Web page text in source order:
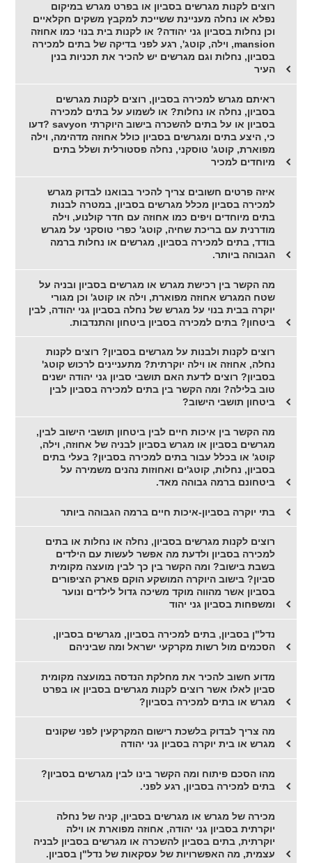
רוצים לקנות מגרשים בסביון או בפרט מגרש במיקום
נפלא או נחלה מעניינת ששייכת למקבץ משקים חקלאיים
וכן נחלות בסביון גני יהודה? או לקנות בית בנוי כמו אחוזה
mansion, וילה, קוטג', רגע לפני בדיקה של בתים למכירה
בסביון, נחלות וגם מגרשים יש להכיר את תכניות בנין
העיר
ראיתם מגרש למכירה בסביון, רוצים לקנות מגרשים
בסביון, נחלה או נחלות? או לשמוע על בתים למכירה
בסביון או על בתים להשכרה בישוב היוקרתי savyon ?דעו
כי, היצע בתים ומגרשים בסביון כולל אחוזה מדהימה, וילה
מפוארת, קוטג' טוסקני, נחלה פסטורלית ושלל בתים
מיוחדים למכיר
איזה פרטים חשובים צריך להכיר בבואנו לבדוק מגרש
למכירה בסביון מכלל מגרשים בסביון, במטרה לבנות
בתים מיוחדים ויפים כמו אחוזה עם חדר קולנוע, וילה
מודרנית עם בריכת שחיה, קוטג' כפרי טוסקני על מגרש
בודד, בתים למכירה בסביון, מגרשים או נחלות ברמה
הגבוהה ביותר.
מה הקשר בין רכישת מגרש או מגרשים בסביון ובניה על
שטח המגרש אחוזה מפוארת, וילה או קוטג' וכן מגורי
יוקרה בבית בנוי על מגרש של נחלה בסביון גני יהודה, לבין
ביטחון? בתים למכירה בסביון ביטחון והתנדבות.
רוצים לקנות ולבנות על מגרשים בסביון? רוצים לקנות
נחלה, אחוזה או וילה יוקרתית? מתעניינים לרכוש קוטג'
בסביון? רוצים לדעת האם תושבי סביון גני יהודה ישנים
טוב בלילה? ומה הקשר בין בתים למכירה בסביון לבין
ביטחון תושבי הישוב?
מה הקשר בין איכות חיים לבין ביטחון תושבי הישוב לבין,
מגרשים בסביון או מגרש בסביון לבניה של אחוזה, וילה,
קוטג' או בכלל עבור בתים למכירה בסביון? בעלי בתים
בסביון, נחלות, קוטג'ים ואחוזות נהנים משמירה על
ביטחונם ברמה גבוהה מאד.
בתי יוקרה בסביון-איכות חיים ברמה הגבוהה ביותר
רוצים לקנות מגרשים בסביון, נחלה או נחלות או בתים
למכירה בסביון ולדעת מה אפשר לעשות עם הילדים
בשבת בישוב? ומה הקשר בין כך לבין מועצה מקומית
סביון? בישוב היוקרה המושקע הוקם פארק הציפורים
בסביון אשר מהווה מוקד משיכה גדול לילדים ונוער
ומשפחות בסביון גני יהוד
נדל"ן בסביון, בתים למכירה בסביון, מגרשים בסביון,
הסכמים מול רשות מקרקעי ישראל ומה שביניהם
מדוע חשוב להכיר את מחלקת הנדסה במועצה מקומית
סביון לאלו אשר רוצים לקנות מגרשים בסביון או בפרט
מגרש או בתים למכירה בסביון?
מה צריך לבדוק בלשכת רישום המקרקעין לפני שקונים
מגרש או בית יוקרה בסביון גני יהודה
מהו הסכם פיתוח ומה הקשר בינו לבין מגרשים בסביון?
בתים למכירה בסביון, רגע לפני.
מכירה של מגרש או מגרשים בסביון, קניה של נחלה
יוקרתית בסביון גני יהודה, אחוזה מפוארת או וילה
יוקרתית, בתים בסביון להשכרה או מגרשים בסביון לבניה
עצמית, מה האפשרויות של עסקאות של נדל"ן בסביון.